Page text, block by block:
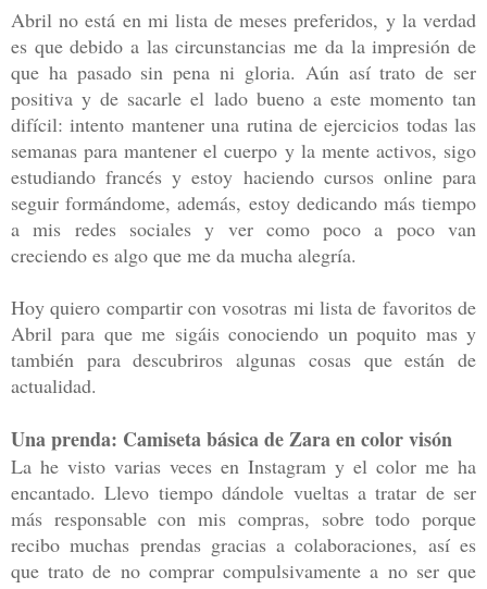
Abril no está en mi lista de meses preferidos, y la verdad
es que debido a las circunstancias me da la impresión de
que ha pasado sin pena ni gloria. Aún así trato de ser
positiva y de sacarle el lado bueno a este momento tan
difícil: intento mantener una rutina de ejercicios todas las
semanas para mantener el cuerpo y la mente activos, sigo
estudiando francés y estoy haciendo cursos online para
seguir formándome, además, estoy dedicando más tiempo
a mis redes sociales y ver como poco a poco van
creciendo es algo que me da mucha alegría.
Hoy quiero compartir con vosotras mi lista de favoritos de
Abril para que me sigáis conociendo un poquito mas y
también para descubriros algunas cosas que están de
actualidad.
Una prenda: Camiseta básica de Zara en color visón
La he visto varias veces en Instagram y el color me ha
encantado. Llevo tiempo dándole vueltas a tratar de ser
más responsable con mis compras, sobre todo porque
recibo muchas prendas gracias a colaboraciones, así es
que trato de no comprar compulsivamente a no ser que